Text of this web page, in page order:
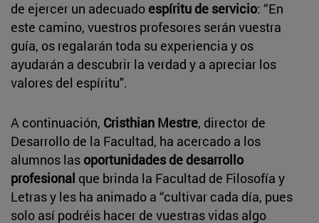
de ejercer un adecuado espíritu de servicio: “En
este camino, vuestros profesores serán vuestra
guía, os regalarán toda su experiencia y os
ayudarán a descubrir la verdad y a apreciar los
valores del espíritu".
A continuación, Cristhian Mestre, director de
Desarrollo de la Facultad, ha acercado a los
alumnos las oportunidades de desarrollo
profesional que brinda la Facultad de Filosofía y
Letras y les ha animado a “cultivar cada día, pues
solo así podréis hacer de vuestras vidas algo